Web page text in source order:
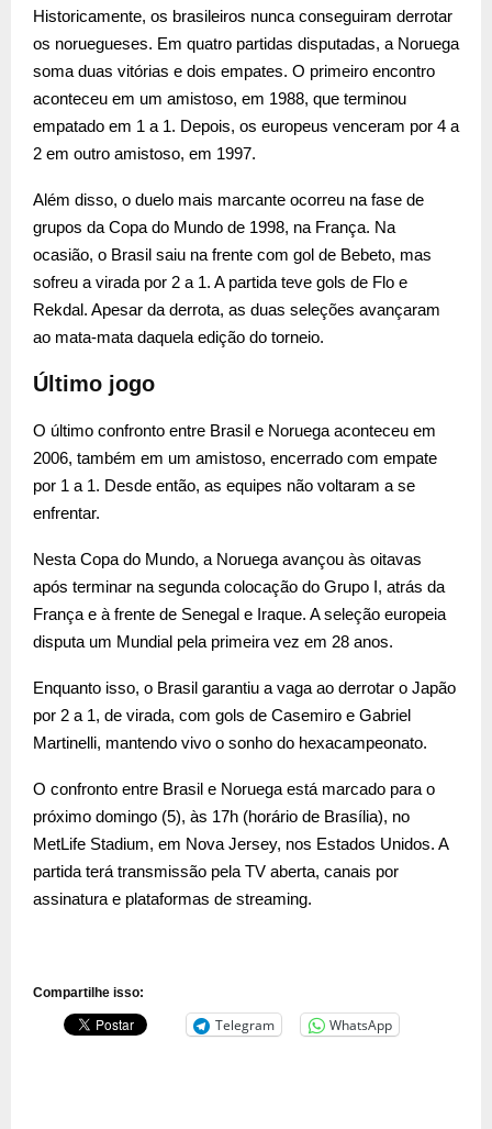
Historicamente, os brasileiros nunca conseguiram derrotar
os noruegueses. Em quatro partidas disputadas, a Noruega
soma duas vitórias e dois empates. O primeiro encontro
aconteceu em um amistoso, em 1988, que terminou
empatado em 1 a 1. Depois, os europeus venceram por 4 a
2 em outro amistoso, em 1997.
Além disso, o duelo mais marcante ocorreu na fase de
grupos da Copa do Mundo de 1998, na França. Na
ocasião, o Brasil saiu na frente com gol de Bebeto, mas
sofreu a virada por 2 a 1. A partida teve gols de Flo e
Rekdal. Apesar da derrota, as duas seleções avançaram
ao mata-mata daquela edição do torneio.
Último jogo
O último confronto entre Brasil e Noruega aconteceu em
2006, também em um amistoso, encerrado com empate
por 1 a 1. Desde então, as equipes não voltaram a se
enfrentar.
Nesta Copa do Mundo, a Noruega avançou às oitavas
após terminar na segunda colocação do Grupo I, atrás da
França e à frente de Senegal e Iraque. A seleção europeia
disputa um Mundial pela primeira vez em 28 anos.
Enquanto isso, o Brasil garantiu a vaga ao derrotar o Japão
por 2 a 1, de virada, com gols de Casemiro e Gabriel
Martinelli, mantendo vivo o sonho do hexacampeonato.
O confronto entre Brasil e Noruega está marcado para o
próximo domingo (5), às 17h (horário de Brasília), no
MetLife Stadium, em Nova Jersey, nos Estados Unidos. A
partida terá transmissão pela TV aberta, canais por
assinatura e plataformas de streaming.
Compartilhe isso:
Telegram WhatsApp